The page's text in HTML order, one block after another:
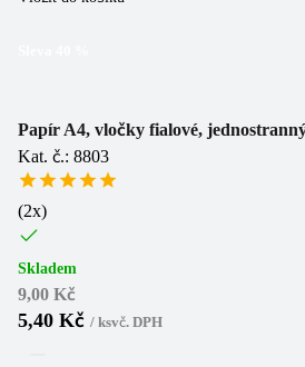
Papír A4, vločky fialové,
Kat. č.: 8803
(2x)
Skladem
9,00 Kč
5,40 Kč / ksvč. DPH